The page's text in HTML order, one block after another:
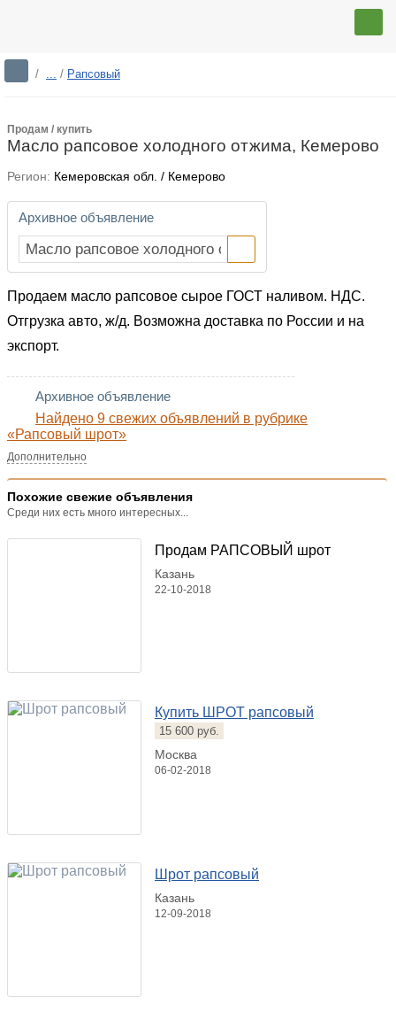
/ ... / Рапсовый
Продам / купить
Масло рапсовое холодного отжима, Кемерово
Регион: Кемеровская обл. / Кемерово
Архивное объявление
Продаем масло рапсовое сырое ГОСТ наливом. НДС.
Отгрузка авто, ж/д. Возможна доставка по России и на
экспорт.
Архивное объявление
Найдено 9 свежих объявлений в рубрике
«Рапсовый шрот»
Дополнительно
Похожие свежие объявления
Среди них есть много интересных...
Продам РАПСОВЫЙ шрот
Казань
22-10-2018
Купить ШРОТ рапсовый
15 600 руб.
Москва
06-02-2018
Шрот рапсовый
Казань
12-09-2018